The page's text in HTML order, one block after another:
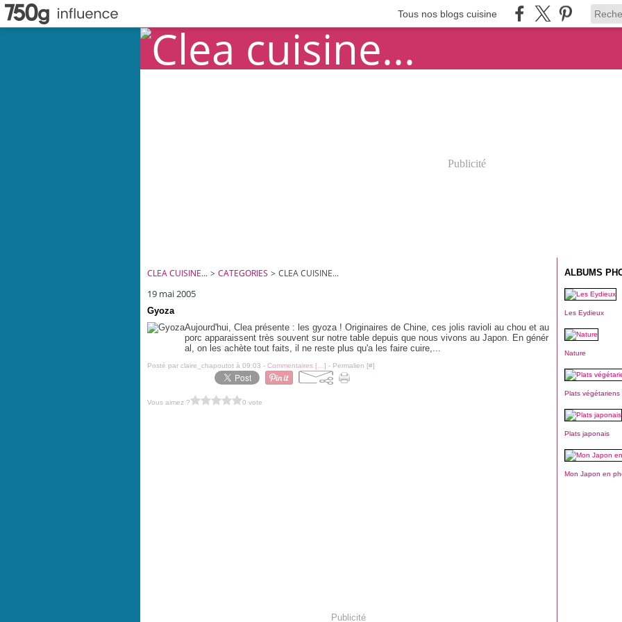
Tous nos blogs cuisine
Publicité
CLEA CUISINE... > CATEGORIES > CLEA CUISINE...
19 mai 2005
Gyoza
Aujourd'hui, Clea présente : les gyoza ! Originaires de Chine, ces jolis ravioli au chou et au
porc apparaissent très souvent sur notre table depuis que nous vivons au Japon. En génér
al, on les achète tout faits, il ne reste plus qu'a les faire cuire,...
Posté par claire_chapoutot à 09:03 - Commentaires [ ] - Permalien [#]
Vous aimez ? 0 vote
Publicité
ALBUMS
Les Eydieux
Nature
Plats végétariens
Plats japonais
Mon Japon en